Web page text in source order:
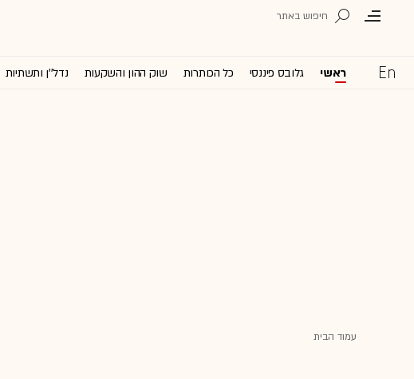
ראשי גלובס פיננסי כל הכותרות שוק ההון והשקעות נדל''ן ותשתיות
עמוד הבית